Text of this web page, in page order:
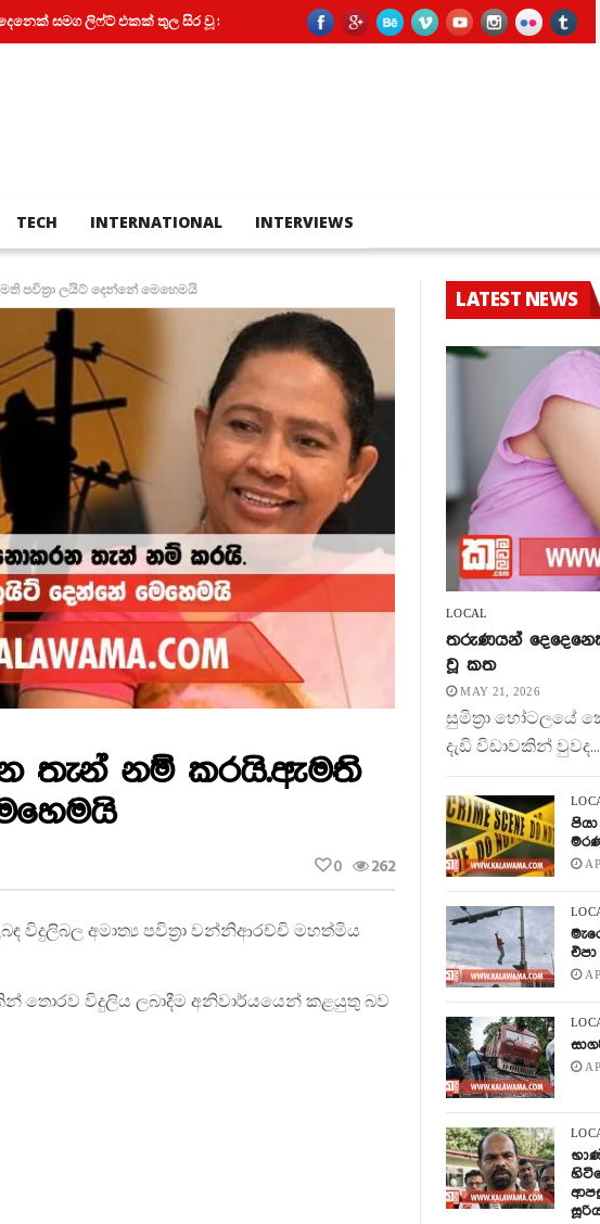
ලිෆ්ට් එකක් තුල සිර වූ කත පියා සහ පුතා අතර බහින්බස්වීම මරණයකින් කෙළවර වෙයි
TECH INTERNATIONAL INTERVIEWS
පවිත්‍රා ලයිට් දෙන්නේ මෙහෙමයි
තැන් නම් කරයි.ඇමති
262
0
විදුලිබල අමාත්‍ය පවිත්‍රා වන්නිආරච්චි මහත්මිය
තොරව විදුලිය ලබාදීම අනිවාර්යයෙන් කළයුතු බව
LATEST NEWS
LOCAL
තරුණයන්
වූ කත
MAY 21, 2026
සුමිත්‍රා හෝටලයේ
දැඩි විඩාවකින් වුවද...